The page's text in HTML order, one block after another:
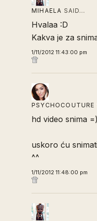
MIHAELA SAID…
Hvalaa :D
Kakva je za
1/11/2012 11:43:00 pm
PSYCHOCOUTURE
hd video snima =)
uskoro ću
^^
1/11/2012 11:48:00 pm